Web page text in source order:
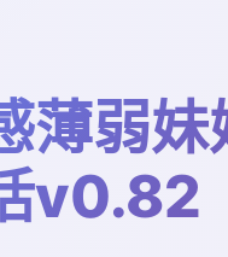
薄弱妹
v0.82